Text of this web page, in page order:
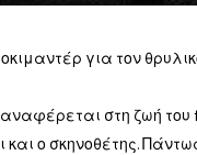
για τον
στη ζωή
και ο σκηνοθέτης.